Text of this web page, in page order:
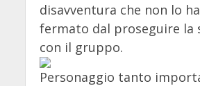
disavventura che non lo
fermato dal proseguire la
con il gruppo.
Personaggio tanto